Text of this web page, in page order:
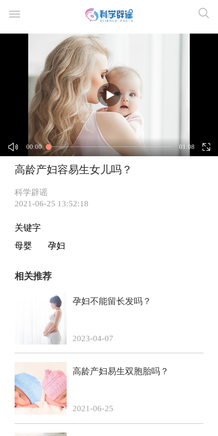
00:00 01:08
高龄产妇容易生女儿吗？
科学辟谣
2021-06-25 13:52:18
关键字
母婴
孕妇
相关推荐
孕妇不能留长发吗？
2023-04-07
高龄产妇易生双胞胎吗？
2021-06-25